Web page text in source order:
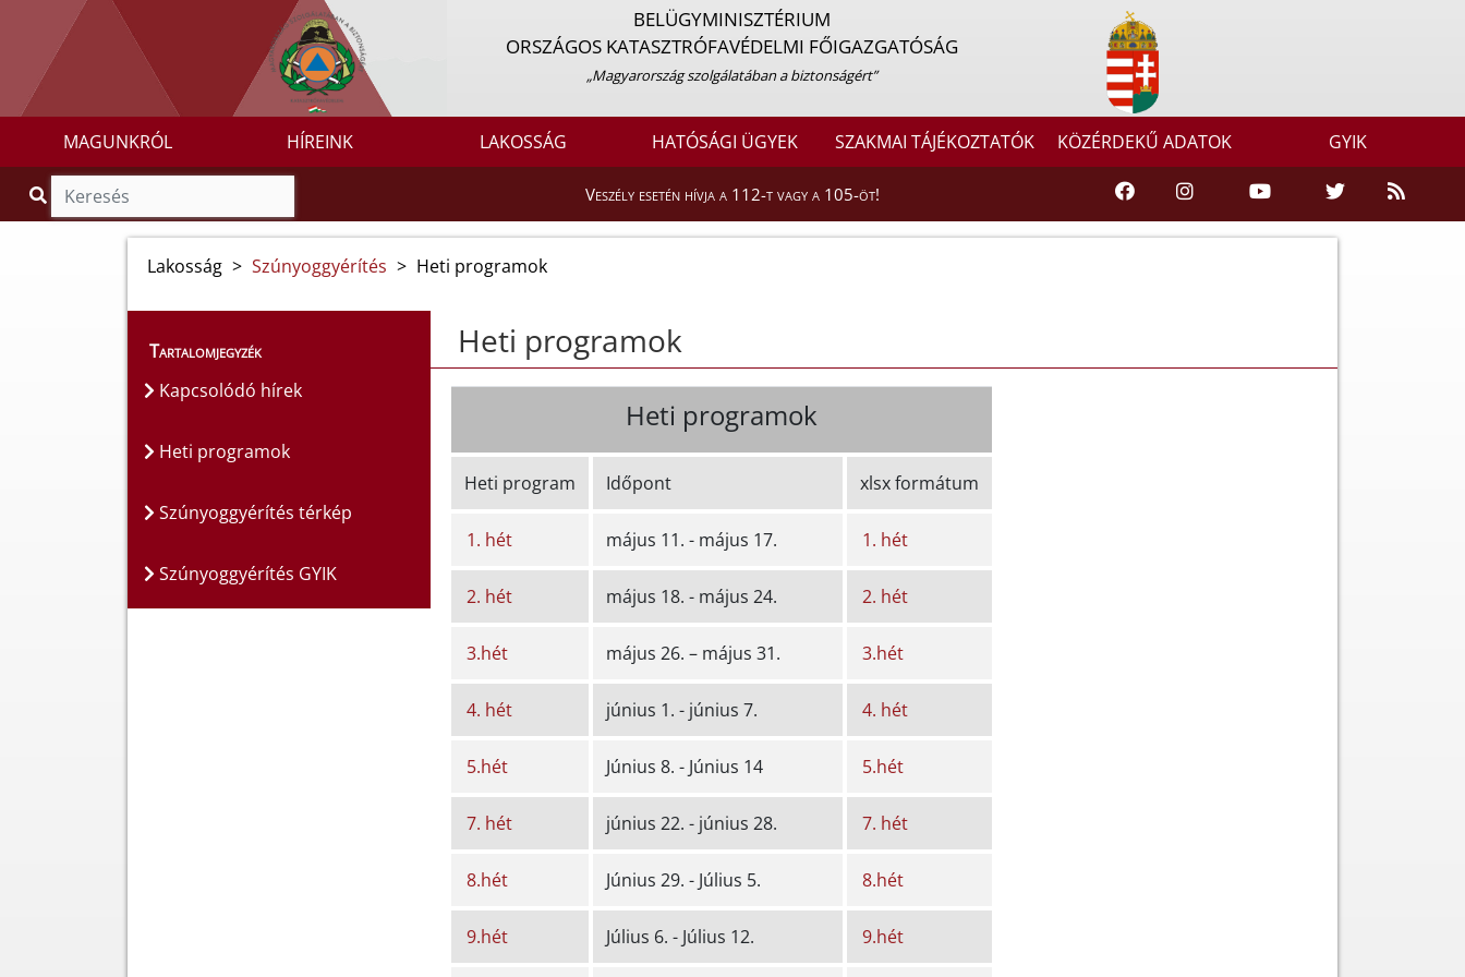
BELÜGYMINISZTÉRIUM
ORSZÁGOS KATASZTRÓFAVÉDELMI FŐIGAZGATÓSÁG
„Magyarország szolgálatában a biztonságért”
MAGUNKRÓL HÍREINK LAKOSSÁG HATÓSÁGI ÜGYEK SZAKMAI TÁJÉKOZTATÓK KÖZÉRDEKŰ ADATOK GYIK
Veszély esetén hívja a 112-t vagy a 105-öt!
Lakosság > Szúnyoggyérítés > Heti programok
Tartalomjegyzék
Kapcsolódó hírek
Heti programok
Szúnyoggyérítés térkép
Szúnyoggyérítés GYIK
Heti programok
Heti programok
Heti program Időpont xlsx formátum
1. hét május 11. - május 17. 1. hét
2. hét május 18. - május 24. 2. hét
3.hét május 26. – május 31. 3.hét
4. hét június 1. - június 7. 4. hét
5.hét Június 8. - Június 14 5.hét
7. hét június 22. - június 28. 7. hét
8.hét Június 29. - Július 5. 8.hét
9.hét Július 6. - Július 12. 9.hét